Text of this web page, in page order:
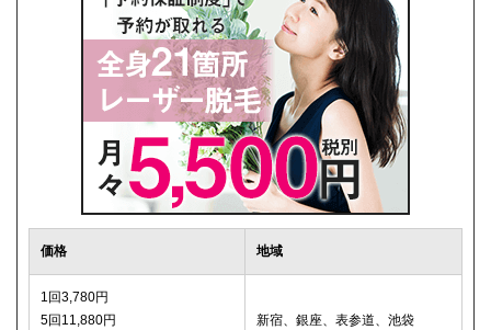
価格 地域
1回3,780円
5回11,880円
新宿、銀座、表参道、池袋